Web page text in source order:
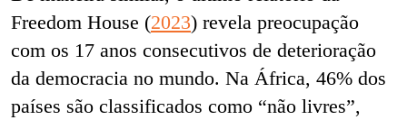
Freedom House (2023) revela preocupação
com os 17 anos consecutivos de deterioração
da democracia no mundo. Na África, 46% dos
países são classificados como “não livres”,